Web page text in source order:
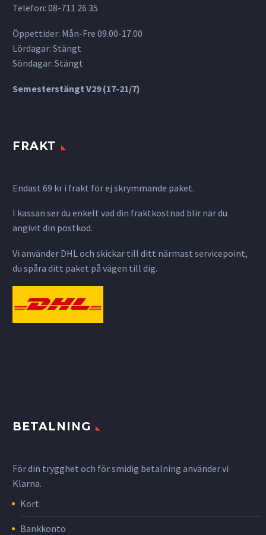
Telefon: 08-711 26 35
Öppettider: Mån-Fre 09.00-17.00
Lördagar: Stängt
Söndagar: Stängt
Semesterstängt V29 (17-21/7)
FRAKT
Endast 69 kr i frakt för ej skrymmande paket.
I kassan ser du enkelt vad din fraktkostnad blir när du
angivit din postkod.
Vi använder DHL och skickar till ditt närmast servicepoint,
du spåra ditt paket på vägen till dig.
BETALNING
För din trygghet och för smidig betalning använder vi
Klarna.
Kort
Bankkonto